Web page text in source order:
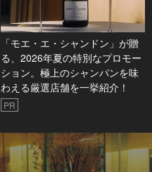
「モエ・エ・シャンドン」が贈
る、2026年夏の特別なプロモー
ション。極上のシャンパンを味
わえる厳選店舗を一挙紹介！
PR